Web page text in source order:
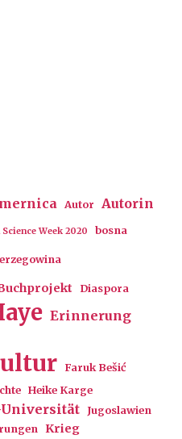
Autor Autorin
Week 2020 bosna
Diaspora
Erinnerung
Faruk Bešić
Heike Karge
Jugoslawien
Krieg